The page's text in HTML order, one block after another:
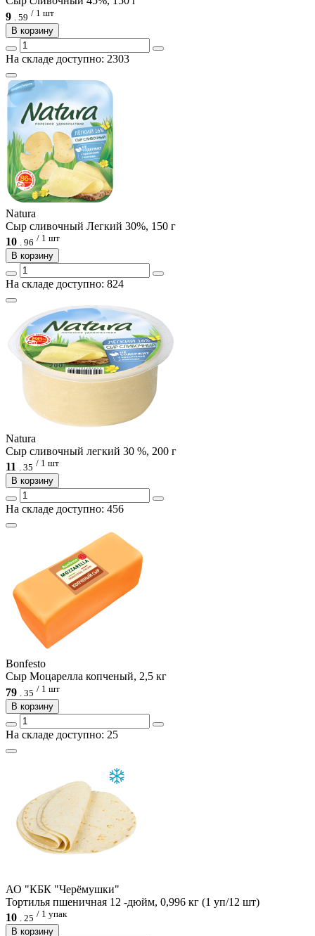
9
59 / 1 шт
В корзину
На складе доступно: 2303
Natura
Сыр сливочный Легкий 30%, 150 г
10 . 96 / 1 шт
В корзину
На складе доступно: 824
Natura
Сыр сливочный легкий 30 %, 200 г
11 . 35 / 1 шт
В корзину
На складе доступно: 456
Bonfesto
Сыр Моцарелла копченый, 2,5 кг
79
35 / 1 шт
В корзину
На складе доступно: 25
АО "КБК "Черёмушки"
Тортилья пшеничная 12 -дюйм, 0,996 кг (1 уп/12 шт)
10 . 25 / 1 упак
В корзину